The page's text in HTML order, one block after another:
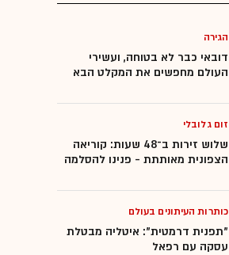
הגירה
דובאי כבר לא בטוחה, ועשירי
העולם מחפשים את המקלט הבא
זום גלובלי
שלוש זירות ב־48 שעות: קוריאה
הצפונית מאותתת - פנינו להסלמה
כותרות העיתונים בעולם
"תפנית דרמטית": איטליה מבטלת
עסקה עם רפאל